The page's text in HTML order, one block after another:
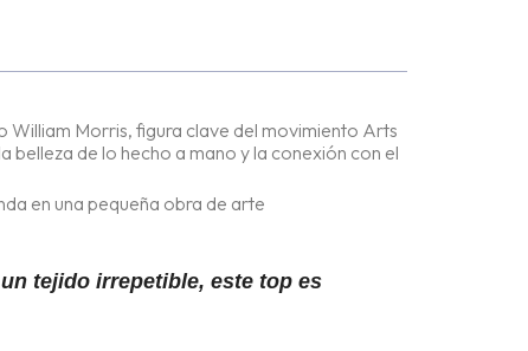
William Morris, figura clave del movimiento Arts
de lo hecho a mano y la conexión con el
en una pequeña obra de arte
tejido irrepetible, este top es